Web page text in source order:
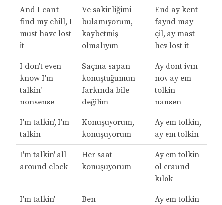
And I can't
find my chill, I
must have lost
it
Ve sakinliğimi
bulamıyorum,
kaybetmiş
olmalıyım
End ay kent
faynd may
çil, ay mast
hev lost it
I don't even
know I'm
talkin'
nonsense
Saçma sapan
konuştuğumun
farkında bile
değilim
Ay dont ivın
nov ay em
tolkin
nansen
I'm talkin', I'm
talkin
Konuşuyorum,
konuşuyorum
Ay em tolkin,
ay em tolkin
I'm talkin' all
around clock
Her saat
konuşuyorum
Ay em tolkin
ol eraund
kılok
I'm talkin'
Ben
Ay em tolkin